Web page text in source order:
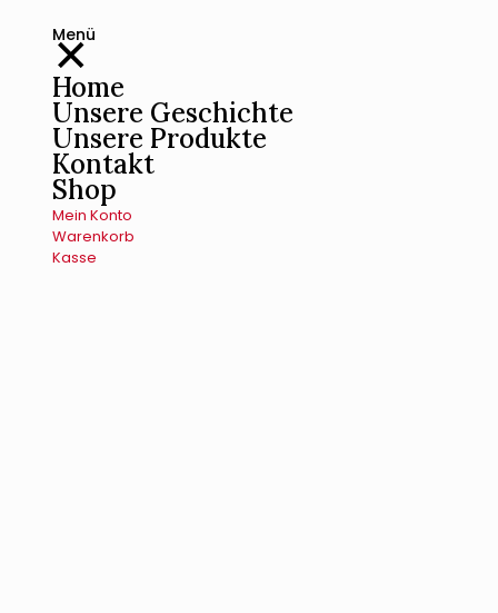
Menü
✕
Home
Unsere Geschichte
Unsere Produkte
Kontakt
Shop
Mein Konto
Warenkorb
Kasse